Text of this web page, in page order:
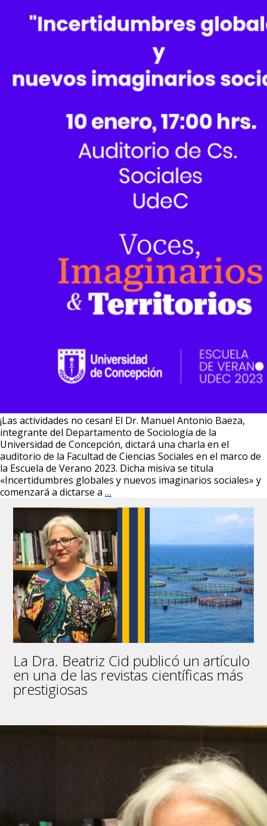
¡Las actividades no cesan! El Dr. Manuel Antonio Baeza,
integrante del Departamento de Sociología de la
Universidad de Concepción, dictará una charla en el
auditorio de la Facultad de Ciencias Sociales en el marco de
la Escuela de Verano 2023. Dicha misiva se titula
«Incertidumbres globales y nuevos imaginarios sociales» y
comenzará a dictarse a …
dictará
charla
en
el
marco
de
la
Escuela
de
Verano
UdeC
2023
La Dra. Beatriz Cid publicó un artículo
en una de las revistas científicas más
prestigiosas